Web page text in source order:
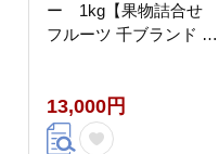
ー 1kg【果物詰合せ
フルーツ 千ブランド 千
13,000円